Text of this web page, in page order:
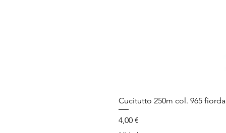
Cucitutto 250m col. 965
Prezzo
4,00 €